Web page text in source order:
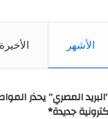
الأشهر الأخيرة
المصري” يحذر
جديدة*